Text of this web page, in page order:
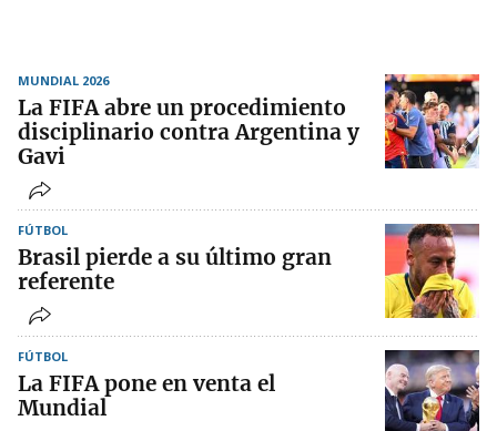
MUNDIAL 2026
La FIFA abre un procedimiento
disciplinario contra Argentina y
Gavi
FÚTBOL
Brasil pierde a su último gran
referente
FÚTBOL
La FIFA pone en venta el
Mundial